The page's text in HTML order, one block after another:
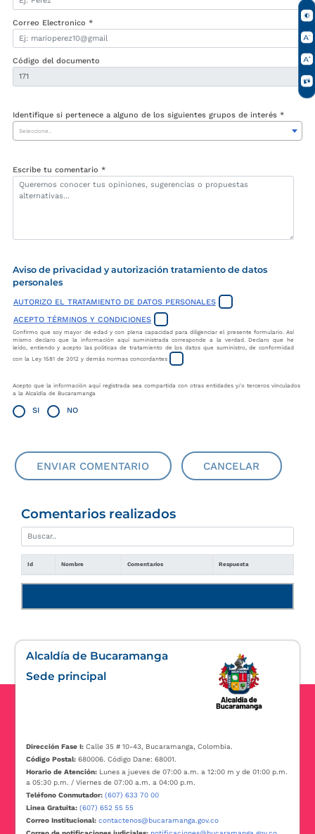
Correo Electronico *
Código del documento
Identifique si pertenece a alguno de los siguientes grupos de interés *
Seleccione..
Escribe tu comentario *
Aviso de privacidad y autorización tratamiento de datos
personales
AUTORIZO EL TRATAMIENTO DE DATOS PERSONALES
ACEPTO TÉRMINOS Y CONDICIONES
Confirmo que soy mayor de edad y con plena capacidad para diligenciar el presente formulario. Así
mismo declaro que la información aquí suministrada corresponde a la verdad. Declaro que he
leído, entiendo y acepto las políticas de tratamiento de los datos que suministro, de conformidad
con la Ley 1581 de 2012 y demás normas concordantes
Acepto que la información aquí registrada sea compartida con otras entidades y/o terceros vinculados
a la Alcaldía de Bucaramanga
SI NO
ENVIAR COMENTARIO CANCELAR
Comentarios realizados
Id Nombre Comentarios Respuesta
Alcaldía de Bucaramanga
Sede principal
Dirección Fase I:Calle 35 # 10-43, Bucaramanga, Colombia.
Código Postal: 680006. Código Dane: 68001.
Horario de Atención: Lunes a jueves de 07:00 a.m. a 12:00 m y de 01:00 p.m.
a 05:30 p.m. / Viernes de 07:00 a.m. a 04:00 p.m.
Teléfono Conmutador: (607) 633 70 00
Linea Gratuita: (607) 652 55 55
Correo Institucional: contactenos@bucaramanga.gov.co